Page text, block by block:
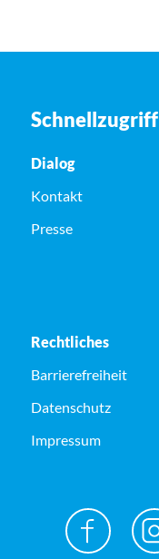
Schnellzugriff
Dialog
Kontakt
Presse
Rechtliches
Barrierefreiheit
Datenschutz
Impressum